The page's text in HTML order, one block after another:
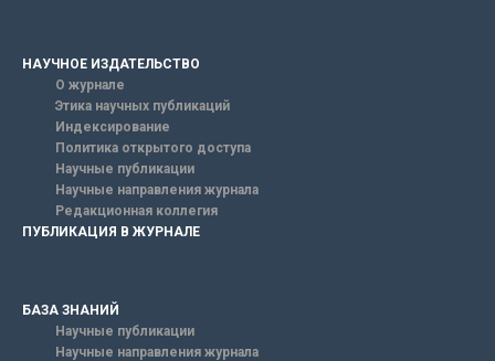
НАУЧНОЕ ИЗДАТЕЛЬСТВО
О журнале
Этика научных публикаций
Индексирование
Политика открытого доступа
Научные публикации
Научные направления журнала
Редакционная коллегия
ПУБЛИКАЦИЯ В ЖУРНАЛЕ
БАЗА ЗНАНИЙ
Научные публикации
Научные направления журнала